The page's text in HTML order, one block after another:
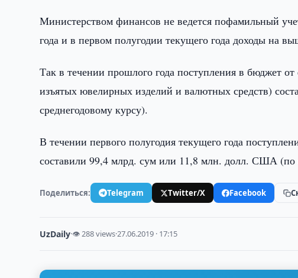
Министерством финансов не ведется пофамильный
года и в первом полугодии текущего года доходы на
Так в течении прошлого года поступления в бюджет
изъятых ювелирных изделий и валютных средств)
среднегодовому курсу).
В течении первого полугодия текущего года
составили 99,4 млрд. сум или 11,8 млн. долл. США (по
Поделиться: Telegram Twitter/X Facebook
UzDaily·👁 288 views·27.06.2019 · 17:15